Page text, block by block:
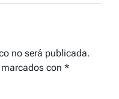
no será publicada.
con *